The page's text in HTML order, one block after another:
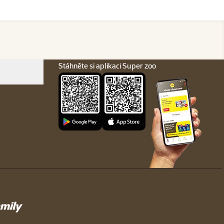
Stáhněte si aplikaci Super zoo